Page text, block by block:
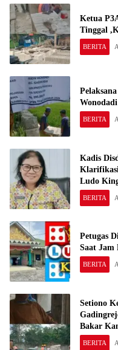
Ketua
Tinggal
BERITA
BERITA
Kadis
Ludo
BERITA
Petugas
Saat Jam
BERITA
Setiono
Bakar
BERITA